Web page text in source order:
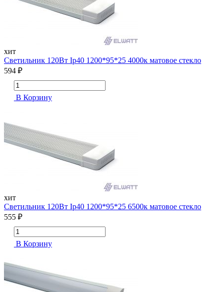
хит
Cветильник 120Вт Ip40 1200*95*25 4000к матовое стекло
594 ₽
В Корзину
хит
Cветильник 120Вт Ip40 1200*95*25 6500к матовое стекло
555 ₽
В Корзину